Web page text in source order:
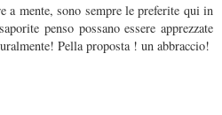
a mente, sono sempre le preferite qui in
penso possano essere apprezzate
Pella proposta ! un abbraccio!